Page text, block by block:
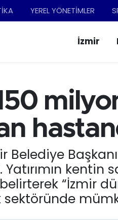
YEREL YÖNETİMLER
İzmir
Belediye
Yatırımın
“İzmir
sektöründe